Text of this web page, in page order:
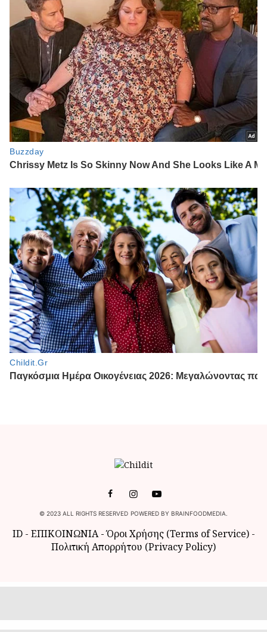
© 2023 ALL RIGHTS RESERVED POWERED BY BRAINFOODMEDIA.
ID- ΕΠΙΚΟΙΝΩΝΙΑ-Όροι Χρήσης (Terms of Service)-
Πολιτική Απορρήτου (Privacy Policy)